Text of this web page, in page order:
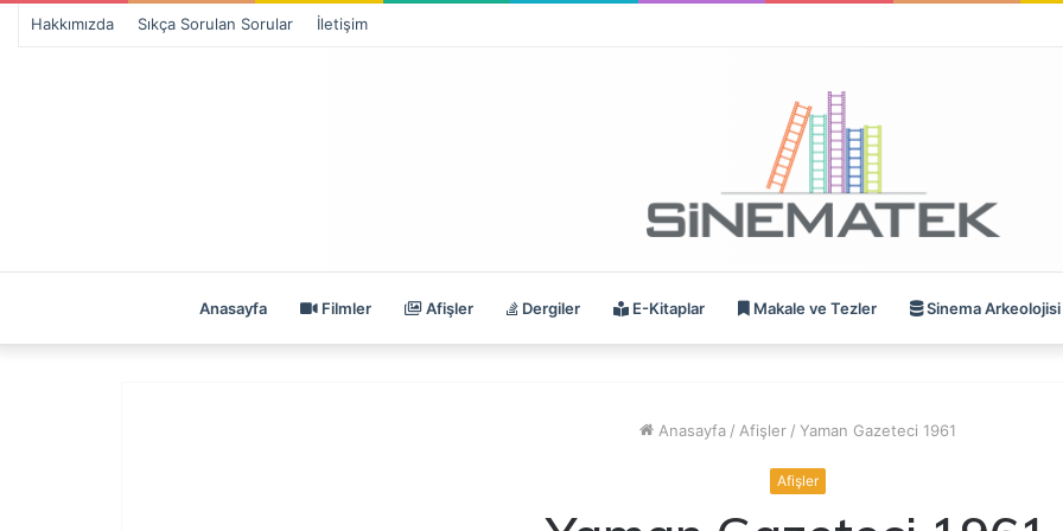
Hakkımızda Sıkça Sorulan Sorular İletişim
Anasayfa Filmler Afişler Dergiler E-Kitaplar Makale ve Tezler Sinema Arkeolojisi
Anasayfa / Afişler / Yaman Gazeteci 1961
Afişler